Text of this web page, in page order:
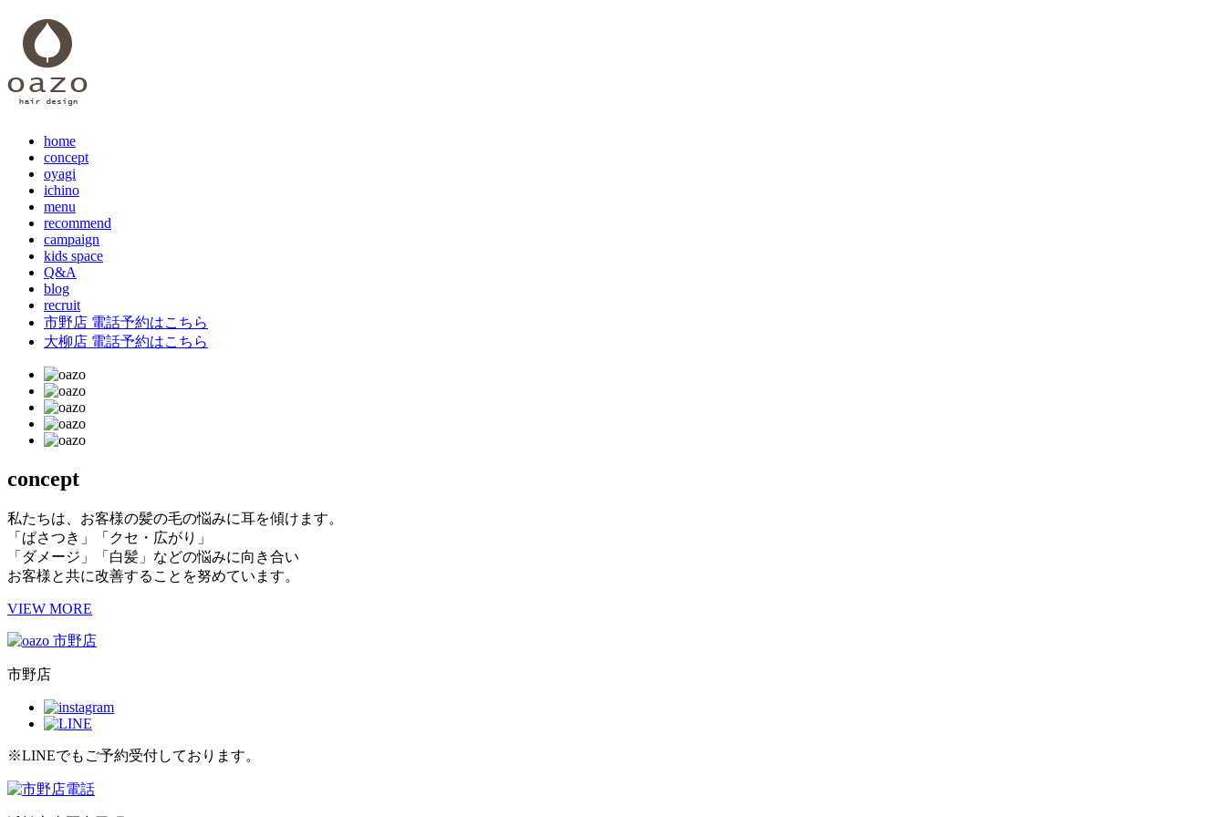
home
concept
oyagi
ichino
menu
recommend
campaign
kids space
Q&A
blog
recruit
市野店 電話予約はこちら
大柳店 電話予約はこちら
concept
私たちは、お客様の髪の毛の悩みに耳を傾けます。
「ぱさつき」「クセ・広がり」
「ダメージ」「白髪」などの悩みに向き合い
お客様と共に改善することを努めています。
VIEW MORE
市野店
※LINEでもご予約受付しております。